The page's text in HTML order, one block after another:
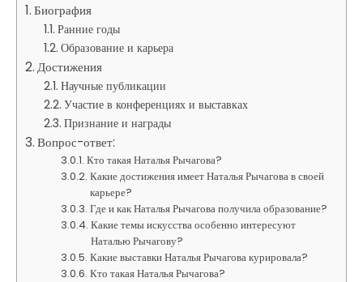
Биография
Ранние годы
Образование и карьера
Достижения
Научные публикации
Участие в конференциях и выставках
Признание и награды
Вопрос-ответ:
Кто такая Наталья Рычагова?
Какие достижения имеет Наталья Рычагова в своей
карьере?
Где и как Наталья Рычагова получила образование?
Какие темы искусства особенно интересуют
Наталью Рычагову?
Какие выставки Наталья Рычагова курировала?
Кто такая Наталья Рычагова?